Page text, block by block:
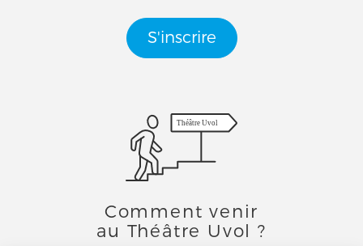
S'inscrire
Théâtre Uvol
Comment venir
au Théâtre Uvol ?